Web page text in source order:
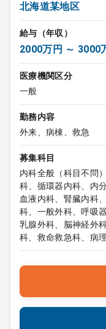
北海道某地区
給与（年収）
2000万円 ～ 3000
医療機関区分
一般
勤務内容
外来、病棟、救急
募集科目
内科全般（科目不問
科、循環器内科、内
血液内科、腎臓内科
科、一般外科、呼吸
乳腺外科、脳神経外
科、救命救急科、病